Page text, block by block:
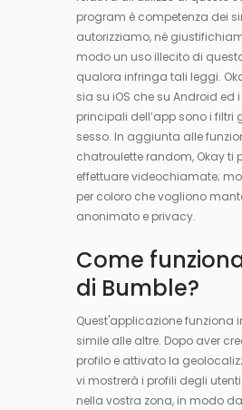
program è competenza dei
autorizziamo, né
modo un uso illecito di
qualora infringa tali leggi.
sia su iOS che su Android ed
principali dell’app sono i filtri
sesso. In aggiunta alle
chatroulette random, Okay ti
effettuare videochiamate;
per coloro che vogliono
anonimato e privacy.
Come
di Bumble?
Quest'applicazione funziona
simile alle altre. Dopo aver
profilo e attivato la
vi mostrerà i profili degli
nella vostra zona, in modo